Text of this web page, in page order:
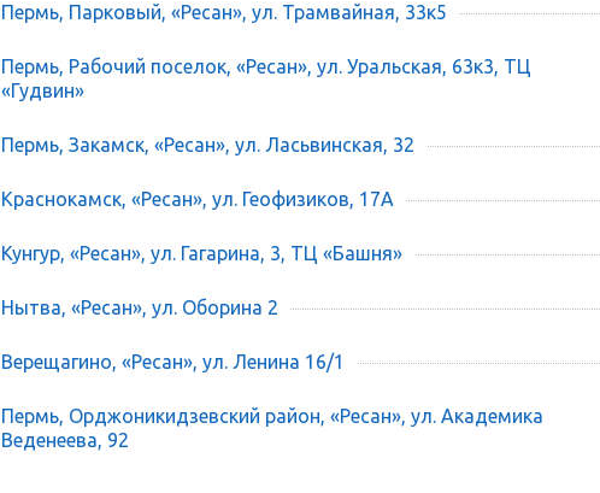
Пермь, Парковый, «Ресан», ул. Трамвайная, 33к5
Пермь, Рабочий поселок, «Ресан», ул. Уральская, 63к3, ТЦ
«Гудвин»
Пермь, Закамск, «Ресан», ул. Ласьвинская, 32
Краснокамск, «Ресан», ул. Геофизиков, 17А
Кунгур, «Ресан», ул. Гагарина, 3, ТЦ «Башня»
Нытва, «Ресан», ул. Оборина 2
Верещагино, «Ресан», ул. Ленина 16/1
Пермь, Орджоникидзевский район, «Ресан», ул. Академика
Веденеева, 92